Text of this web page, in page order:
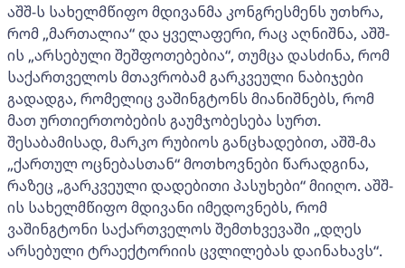
აშშ-ს სახელმწიფო მდივანმა კონგრესმენს უთხრა,
რომ „მართალია“ და ყველაფერი, რაც აღნიშნა, აშშ-
ის „არსებული შეშფოთებებია“, თუმცა დასძინა, რომ
საქართველოს მთავრობამ გარკვეული ნაბიჯები
გადადგა, რომელიც ვაშინგტონს მიანიშნებს, რომ
მათ ურთიერთობების გაუმჯობესება სურთ.
შესაბამისად, მარკო რუბიოს განცხადებით, აშშ-მა
„ქართულ ოცნებასთან“ მოთხოვნები წარადგინა,
რაზეც „გარკვეული დადებითი პასუხები“ მიიღო. აშშ-
ის სახელმწიფო მდივანი იმედოვნებს, რომ
ვაშინგტონი საქართველოს შემთხვევაში „დღეს
არსებული ტრაექტორიის ცვლილებას დაინახავს“.